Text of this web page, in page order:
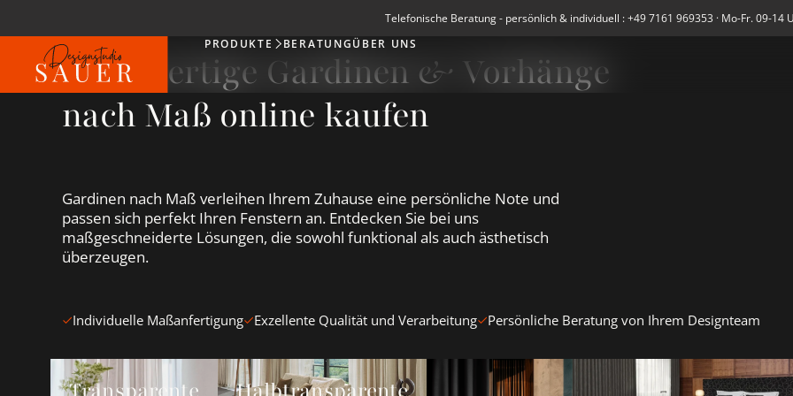
Telefonische Beratung - persönlich & individuell : +49 7161 969353 · Mo-Fr. 09-14
Produkte
PRODUKTE BERATUNGÜBER UNS
Hochwertige Gardinen & Vorhänge
nach Maß online kaufen
Gardinen nach Maß verleihen Ihrem Zuhause eine persönliche Note und
passen sich perfekt Ihren Fenstern an. Entdecken Sie bei uns
maßgeschneiderte Lösungen, die sowohl funktional als auch ästhetisch
überzeugen.
Individuelle Maßanfertigung Exzellente Qualität und Verarbeitung Persönliche Beratung von Ihrem Designteam
Transparente Gardinen &amp; Vorhänge ansehenHalbtransparente Gardinen &amp; Vorhänge ansehen
Blickdichte Vorhänge ansehenVerdunkelungsvorhänge